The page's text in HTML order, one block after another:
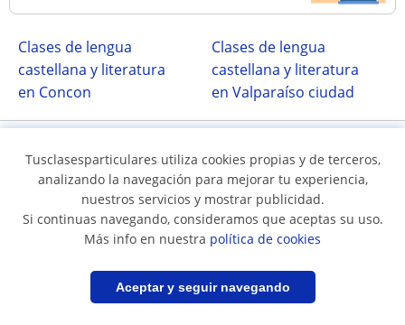
Guardar búsqueda
Clases de lengua
castellana y literatura
en Concon
Clases de lengua
castellana y literatura
en Valparaíso ciudad
Tusclasesparticulares utiliza cookies propias y de terceros,
analizando la navegación para mejorar tu experiencia,
nuestros servicios y mostrar publicidad.
Si continuas navegando, consideramos que aceptas su uso.
Más info en nuestra política de cookies
Aceptar y seguir navegando